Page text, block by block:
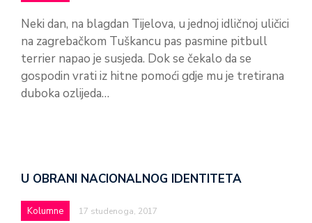
Neki dan, na blagdan Tijelova, u jednoj idličnoj uličici
na zagrebačkom Tuškancu pas pasmine pitbull
terrier napao je susjeda. Dok se čekalo da se
gospodin vrati iz hitne pomoći gdje mu je tretirana
duboka ozlijeda…
U OBRANI NACIONALNOG IDENTITETA
Kolumne 17 studenoga, 2017